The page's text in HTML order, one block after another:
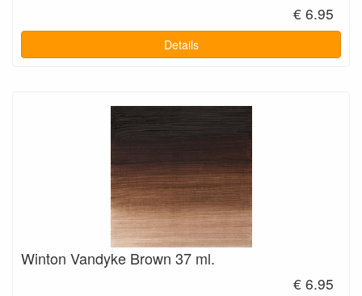
€ 6.95
Details
Winton Vandyke Brown 37 ml.
€ 6.95